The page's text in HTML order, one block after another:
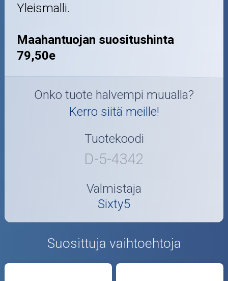
Yleismalli.
Maahantuojan suositushinta
79,50e
Onko tuote halvempi muualla?
Kerro siitä meille!
Tuotekoodi
D-5-4342
Valmistaja
Sixty5
Suosittuja vaihtoehtoja